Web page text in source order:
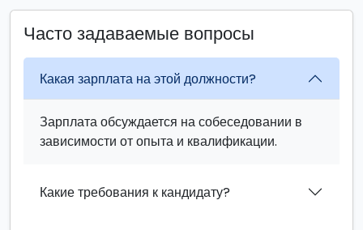
Часто задаваемые вопросы
Какая зарплата на этой должности?
Зарплата обсуждается на собеседовании в
зависимости от опыта и квалификации.
Какие требования к кандидату?